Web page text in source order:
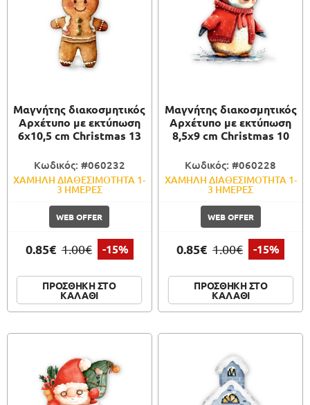
Μαγνήτης διακοσμητικός
Αρχέτυπο με εκτύπωση
6x10,5 cm Christmas 13
Κωδικός: #060232
ΧΑΜΗΛΗ ΔΙΑΘΕΣΙΜΟΤΗΤΑ 1-
3 ΗΜΕΡΕΣ
WEB OFFER
0.85€ 1.00€ -15%
ΠΡΟΣΘΗΚΗ ΣΤΟ
ΚΑΛΑΘΙ
Μαγνήτης διακοσμητικός
Αρχέτυπο με εκτύπωση
8,5x9 cm Christmas 10
Κωδικός: #060228
ΧΑΜΗΛΗ ΔΙΑΘΕΣΙΜΟΤΗΤΑ 1-
3 ΗΜΕΡΕΣ
WEB OFFER
0.85€ 1.00€ -15%
ΠΡΟΣΘΗΚΗ ΣΤΟ
ΚΑΛΑΘΙ